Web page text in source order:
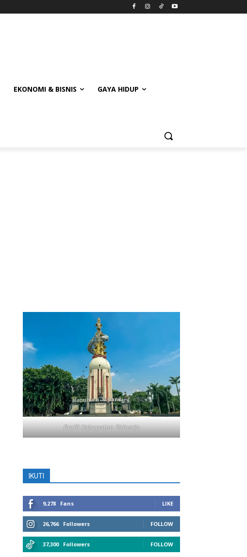
EKONOMI & BISNIS GAYA HIDUP
Profil Kabupaten Sidoarjo
IKUTI
9,278 Fans LIKE
26,766 Followers FOLLOW
37,300 Followers FOLLOW